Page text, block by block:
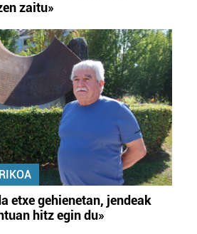
zaitu»
etxe gehienetan, jendeak
hitz egin du»